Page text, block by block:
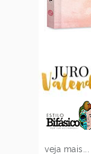
veja mais...